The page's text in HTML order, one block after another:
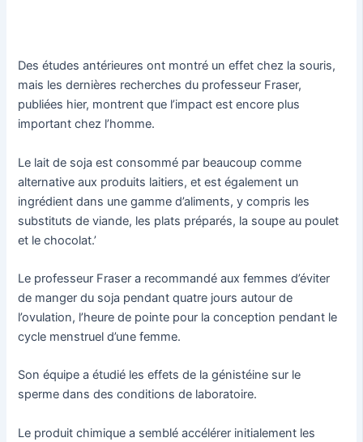
Des études antérieures ont montré un effet chez la souris,
mais les dernières recherches du professeur Fraser,
publiées hier, montrent que l’impact est encore plus
important chez l’homme.
Le lait de soja est consommé par beaucoup comme
alternative aux produits laitiers, et est également un
ingrédient dans une gamme d’aliments, y compris les
substituts de viande, les plats préparés, la soupe au poulet
et le chocolat.’
Le professeur Fraser a recommandé aux femmes d’éviter
de manger du soja pendant quatre jours autour de
l’ovulation, l’heure de pointe pour la conception pendant le
cycle menstruel d’une femme.
Son équipe a étudié les effets de la génistéine sur le
sperme dans des conditions de laboratoire.
Le produit chimique a semblé accélérer initialement les